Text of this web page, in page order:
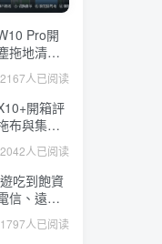
Pro開
地清洗3
機身、續航
元
2167人已阅读
開箱評
布與集
乾淨、連
26995元
2042人已阅读
吃到飽資
信、遠傳
、台灣之
1797人已阅读